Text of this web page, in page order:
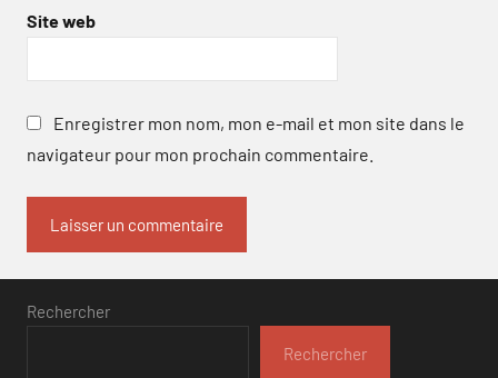
Site web
Enregistrer mon nom, mon e-mail et mon site dans le
navigateur pour mon prochain commentaire.
Rechercher
Rechercher